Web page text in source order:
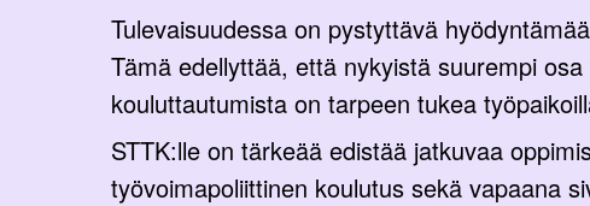
Tulevaisuudessa on pystyttävä
Tämä edellyttää, että nykyistä suurempi
kouluttautumista on tarpeen tukea
STTK:lle on tärkeää edistää jatkuvaa
työvoimapoliittinen koulutus sekä vapaana